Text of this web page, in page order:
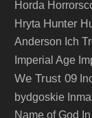
Horda
Hryta Hunter
Anderson Ich
Imperial Age
We Trust 09
bydgoskie
Name of God